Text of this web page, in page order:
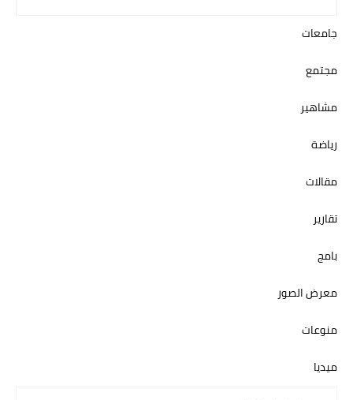
جامعات
مجتمع
مشاهير
رياضة
مقالات
تقارير
بامج
معرض الصور
منوعات
ميديا